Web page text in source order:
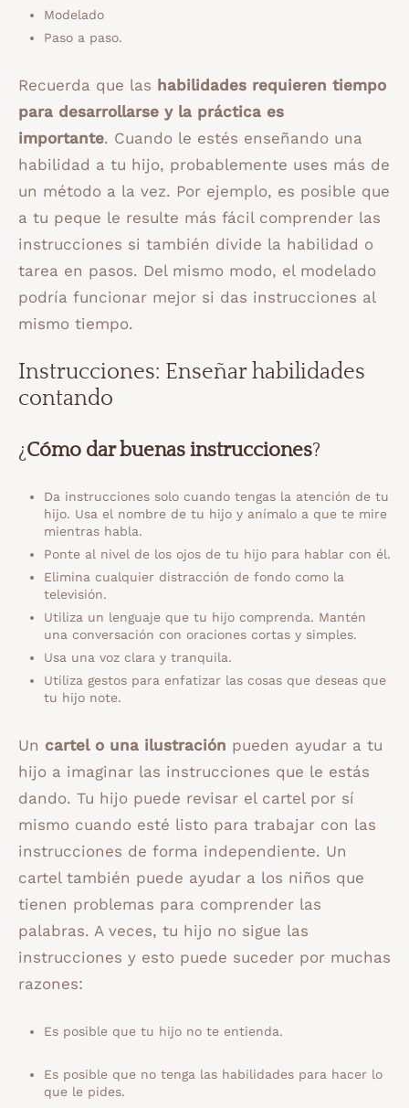
Modelado
Paso a paso.
Recuerda que las habilidades requieren tiempo
para desarrollarse y la práctica es
importante. Cuando le estés enseñando una
habilidad a tu hijo, probablemente uses más de
un método a la vez. Por ejemplo, es posible que
a tu peque le resulte más fácil comprender las
instrucciones si también divide la habilidad o
tarea en pasos. Del mismo modo, el modelado
podría funcionar mejor si das instrucciones al
mismo tiempo.
Instrucciones: Enseñar habilidades
contando
¿Cómo dar buenas instrucciones?
Da instrucciones solo cuando tengas la atención de tu
hijo. Usa el nombre de tu hijo y anímalo a que te mire
mientras habla.
Ponte al nivel de los ojos de tu hijo para hablar con él.
Elimina cualquier distracción de fondo como la
televisión.
Utiliza un lenguaje que tu hijo comprenda. Mantén
una conversación con oraciones cortas y simples.
Usa una voz clara y tranquila.
Utiliza gestos para enfatizar las cosas que deseas que
tu hijo note.
Un cartel o una ilustración pueden ayudar a tu
hijo a imaginar las instrucciones que le estás
dando. Tu hijo puede revisar el cartel por sí
mismo cuando esté listo para trabajar con las
instrucciones de forma independiente. Un
cartel también puede ayudar a los niños que
tienen problemas para comprender las
palabras. A veces, tu hijo no sigue las
instrucciones y esto puede suceder por muchas
razones:
Es posible que tu hijo no te entienda.
Es posible que no tenga las habilidades para hacer lo
que le pides.